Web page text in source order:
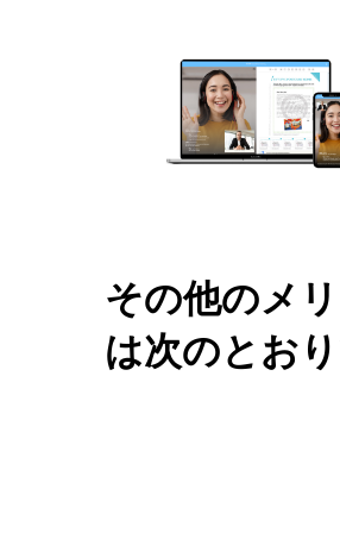
その他のメ
は次のとお